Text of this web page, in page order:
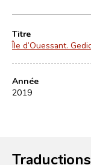
Titre
Île d’Ouessant.
Année
2019
Traductions